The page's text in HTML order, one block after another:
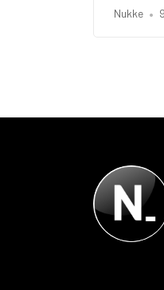
Nukke